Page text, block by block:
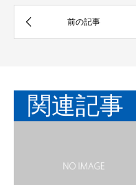
関連記事